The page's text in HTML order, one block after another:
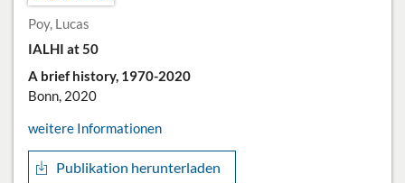
Poy, Lucas
IALHI at 50
A brief history, 1970-2020
Bonn, 2020
weitere Informationen
Publikation herunterladen